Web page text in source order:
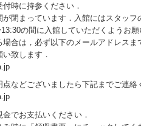
時に持参ください．
閉まっています．入館にはスタッフ
の間に入館していただくようお願
合は，必ず以下のメールアドレスま
致します．
などございましたら下記までご連絡
でお支払いください．